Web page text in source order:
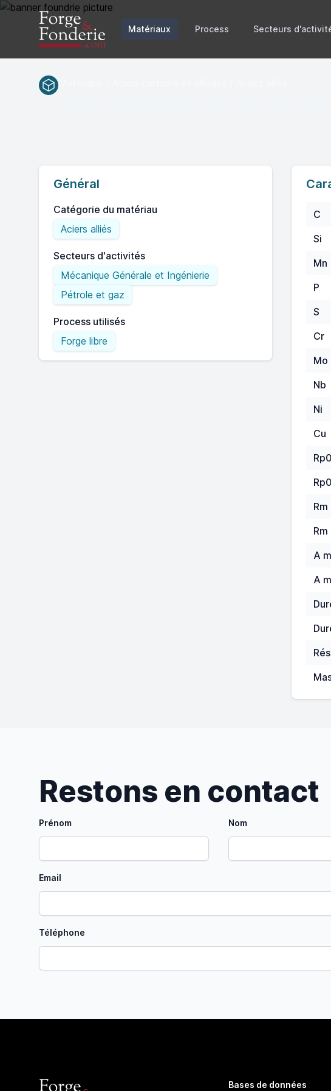
Matériaux Process Secteurs
Général
Catégorie du matériau
Aciers alliés
Secteurs d'activités
Mécanique Générale et Ingénierie
Pétrole et gaz
Process utilisés
Forge libre
C
Si
Mn
P
S
Cr
Mo
Nb
Ni
Cu
Rm
Rm
A
A
Restons en contact
Prénom Nom
Email
Téléphone
Bases de données